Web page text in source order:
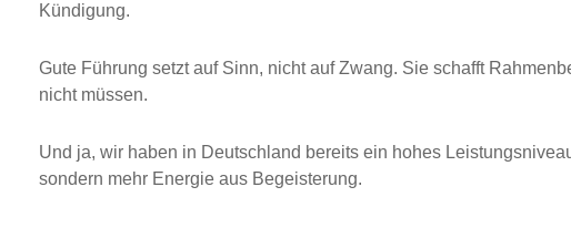
Kündigung.
Gute Führung setzt auf Sinn, nicht auf Zwang. Sie schafft
nicht müssen.
Und ja, wir haben in Deutschland bereits ein hohes
sondern mehr Energie aus Begeisterung.